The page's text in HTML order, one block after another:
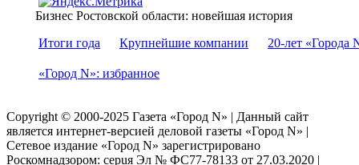
Бизнес Ростовской области: новейшая история
Итоги года
Крупнейшие компании 20-лет «Города
«Город N»: избранное
Copyright © 2000-2025 Газета «Город N» | Данный сайт
является интернет-версией деловой газеты «Город N» |
Сетевое издание «Город N» зарегистрировано
Роскомнадзором: серuя Эл № ФС77-78133 от 27.03.2020 |